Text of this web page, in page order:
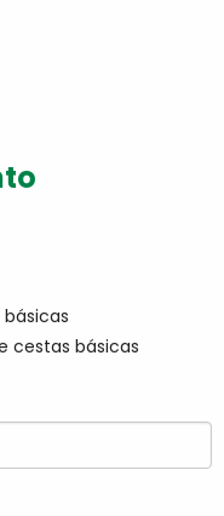
cestas básicas